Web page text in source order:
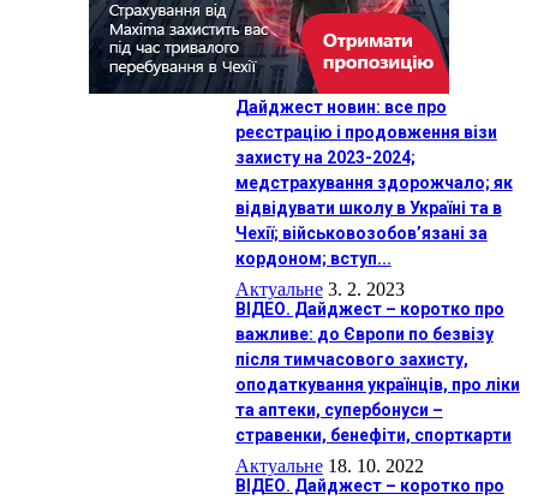
Дайджест новин: все про
реєстрацію і продовження візи
захисту на 2023-2024;
медстрахування здорожчало; як
відвідувати школу в Україні та в
Чехії; військовозобов’язані за
кордоном; вступ...
Актуальне 3. 2. 2023
ВІДЕО. Дайджест – коротко про
важливе: до Європи по безвізу
після тимчасового захисту,
оподаткування українців, про ліки
та аптеки, супербонуси –
стравенки, бенефіти, спорткарти
Актуальне 18. 10. 2022
ВІДЕО. Дайджест – коротко про